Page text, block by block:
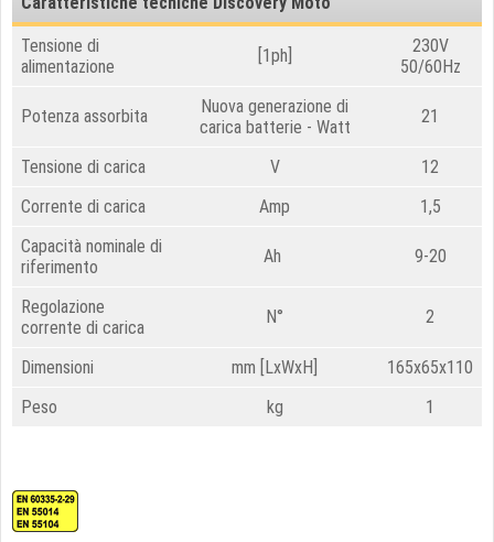
Tensione di
alimentazione
[1ph]
230V
50/60Hz
Potenza assorbita
Nuova generazione di
carica batterie - Watt
21
Tensione di carica V
12
Corrente di carica
Amp
1,5
Capacità nominale di
riferimento
Ah 9-20
Regolazione
corrente di carica
N° 2
Dimensioni mm [LxWxH]
165x65x110
Peso
kg 1